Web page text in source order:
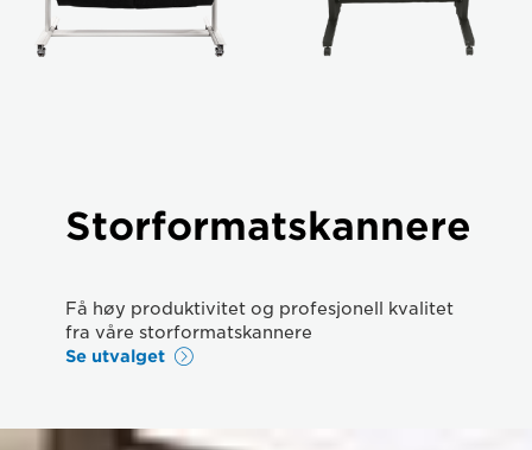
Storformatskannere
Få høy produktivitet og profesjonell kvalitet
fra våre storformatskannere
Se utvalget